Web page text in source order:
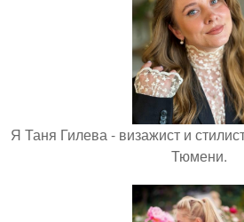
Я Таня Гилева - визажист и
Тюмени.